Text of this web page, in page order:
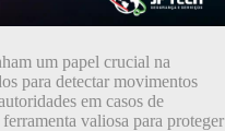
um papel crucial na
para detectar movimentos
em casos de
valiosa para proteger